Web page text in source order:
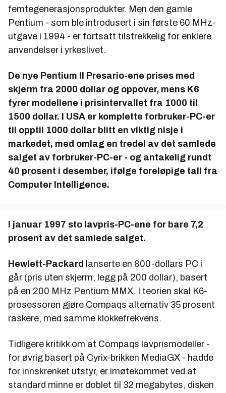
femtegenerasjonsprodukter. Men den gamle
Pentium - som ble introdusert i sin første 60 MHz-
utgave i 1994 - er fortsatt tilstrekkelig for enklere
anvendelser i yrkeslivet.
De nye Pentium II Presario-ene prises med
skjerm fra 2000 dollar og oppover, mens K6
fyrer modellene i prisintervallet fra 1000 til
1500 dollar. I USA er komplette forbruker-PC-er
til opptil 1000 dollar blitt en viktig nisje i
markedet, med omlag en tredel av det samlede
salget av forbruker-PC-er - og antakelig rundt
40 prosent i desember, ifølge foreløpige tall fra
Computer Intelligence.
I januar 1997 sto lavpris-PC-ene for bare 7,2
prosent av det samlede salget.
Hewlett-Packard lanserte en 800-dollars PC i
går (pris uten skjerm, legg på 200 dollar), basert
på en 200 MHz Pentium MMX. I teorien skal K6-
prosessoren gjøre Compaqs alternativ 35 prosent
raskere, med samme klokkefrekvens.
Tidligere kritikk om at Compaqs lavprismodeller -
for øvrig basert på Cyrix-brikken MediaGX - hadde
for innskrenket utstyr, er imøtekommet ved at
standard minne er doblet til 32 megabytes, disken